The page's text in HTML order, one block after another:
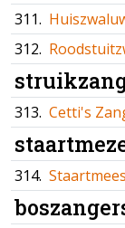
311.
312.
313. Cetti's
314. Staartmees